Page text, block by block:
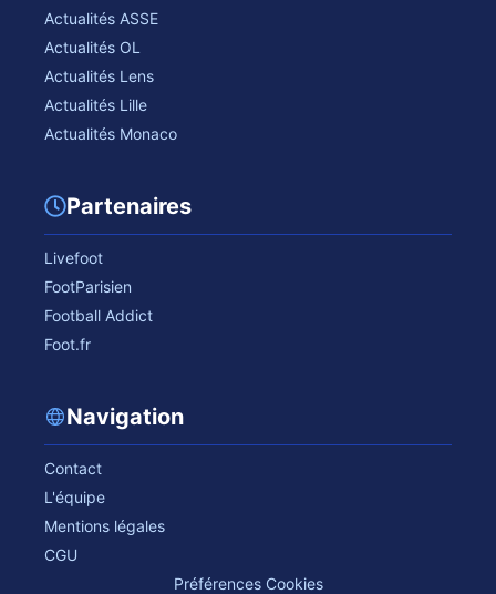
Actualités ASSE
Actualités OL
Actualités Lens
Actualités Lille
Actualités Monaco
Partenaires
Livefoot
FootParisien
Football Addict
Foot.fr
Navigation
Contact
L'équipe
Mentions légales
CGU
Préférences Cookies